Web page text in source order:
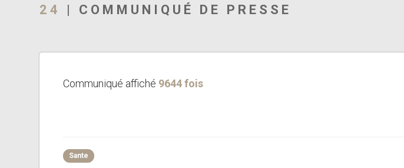
24 | COMMUNIQUÉ DE PRESSE
Communiqué affiché 9644 fois
Sante